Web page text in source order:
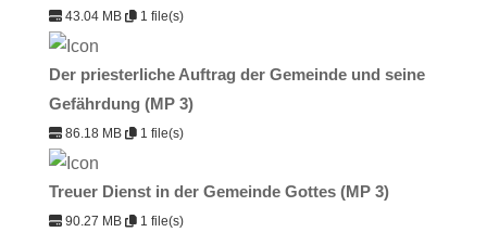
43.04 MB 1 file(s)
Der priesterliche Auftrag der Gemeinde und seine
Gefährdung (MP 3)
86.18 MB 1 file(s)
Treuer Dienst in der Gemeinde Gottes (MP 3)
90.27 MB 1 file(s)